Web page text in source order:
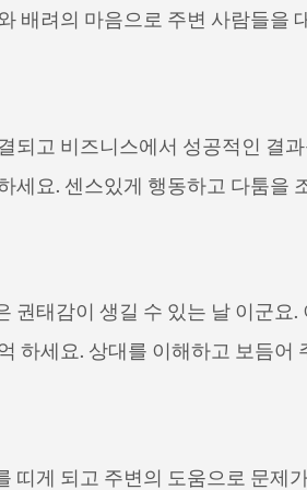
배려의 마음으로 주변 사람들을
되고 비즈니스에서 성공적인 결
세요. 센스있게 행동하고 다툼을
권태감이 생길 수 있는 날 이군요
하세요. 상대를 이해하고 보듬어
띠게 되고 주변의 도움으로 문제